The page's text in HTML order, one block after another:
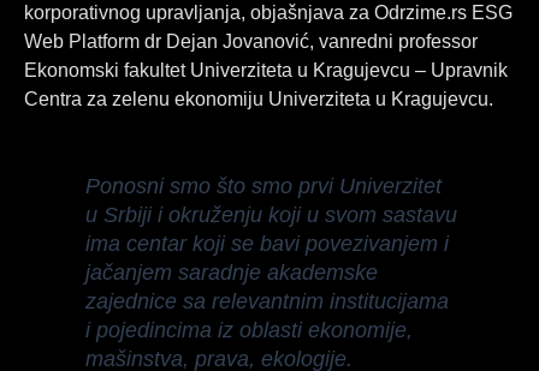
korporativnog upravljanja, objašnjava za Odrzime.rs ESG
Web Platform dr Dejan Jovanović, vanredni professor
Ekonomski fakultet Univerziteta u Kragujevcu – Upravnik
Centra za zelenu ekonomiju Univerziteta u Kragujevcu.
Ponosni smo što smo prvi Univerzitet
u Srbiji i okruženju koji u svom sastavu
ima centar koji se bavi povezivanjem i
jačanjem saradnje akademske
zajednice sa relevantnim institucijama
i pojedincima iz oblasti ekonomije,
mašinstva, prava, ekologije.